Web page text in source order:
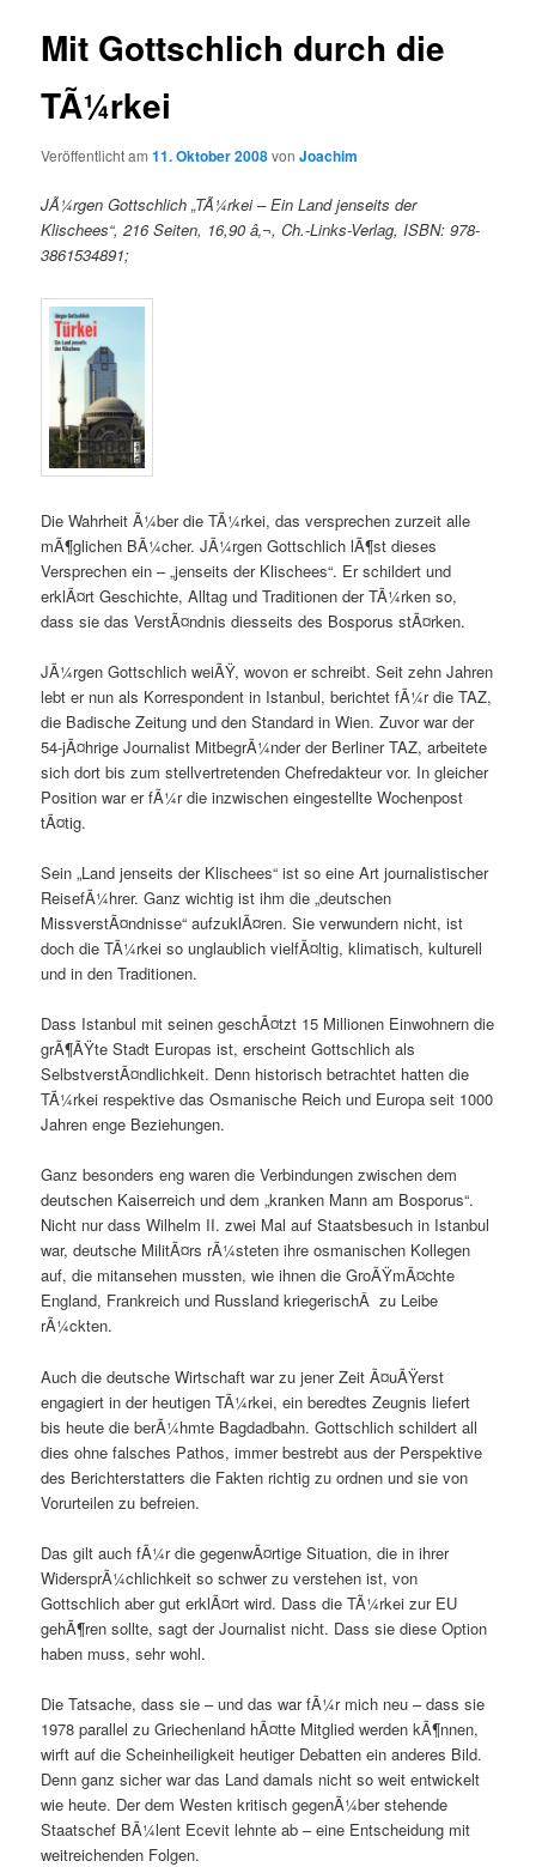
Mit Gottschlich durch die
TÃ¼rkei
Veröffentlicht am11. Oktober 2008vonJoachim
JÃ¼rgen Gottschlich „TÃ¼rkei – Ein Land jenseits der
Klischees“, 216 Seiten, 16,90 â‚¬, Ch.-Links-Verlag, ISBN: 978-
3861534891;
Die Wahrheit Ã¼ber die TÃ¼rkei, das versprechen zurzeit alle
mÃ¶glichen BÃ¼cher. JÃ¼rgen Gottschlich lÃ¶st dieses
Versprechen ein – „jenseits der Klischees“. Er schildert und
erklÃ¤rt Geschichte, Alltag und Traditionen der TÃ¼rken so,
dass sie das VerstÃ¤ndnis diesseits des Bosporus stÃ¤rken.
JÃ¼rgen Gottschlich weiÃŸ, wovon er schreibt. Seit zehn Jahren
lebt er nun als Korrespondent in Istanbul, berichtet fÃ¼r die TAZ,
die Badische Zeitung und den Standard in Wien. Zuvor war der
54-jÃ¤hrige Journalist MitbegrÃ¼nder der Berliner TAZ, arbeitete
sich dort bis zum stellvertretenden Chefredakteur vor. In gleicher
Position war er fÃ¼r die inzwischen eingestellte Wochenpost
tÃ¤tig.
Sein „Land jenseits der Klischees“ ist so eine Art journalistischer
ReisefÃ¼hrer. Ganz wichtig ist ihm die „deutschen
MissverstÃ¤ndnisse“ aufzuklÃ¤ren. Sie verwundern nicht, ist
doch die TÃ¼rkei so unglaublich vielfÃ¤ltig, klimatisch, kulturell
und in den Traditionen.
Dass Istanbul mit seinen geschÃ¤tzt 15 Millionen Einwohnern die
grÃ¶ÃŸte Stadt Europas ist, erscheint Gottschlich als
SelbstverstÃ¤ndlichkeit. Denn historisch betrachtet hatten die
TÃ¼rkei respektive das Osmanische Reich und Europa seit 1000
Jahren enge Beziehungen.
Ganz besonders eng waren die Verbindungen zwischen dem
deutschen Kaiserreich und dem „kranken Mann am Bosporus“.
Nicht nur dass Wilhelm II. zwei Mal auf Staatsbesuch in Istanbul
war, deutsche MilitÃ¤rs rÃ¼steten ihre osmanischen Kollegen
auf, die mitansehen mussten, wie ihnen die GroÃŸmÃ¤chte
England, Frankreich und Russland kriegerischÂ zu Leibe
rÃ¼ckten.
Auch die deutsche Wirtschaft war zu jener Zeit Ã¤uÃŸerst
engagiert in der heutigen TÃ¼rkei, ein beredtes Zeugnis liefert
bis heute die berÃ¼hmte Bagdadbahn. Gottschlich schildert all
dies ohne falsches Pathos, immer bestrebt aus der Perspektive
des Berichterstatters die Fakten richtig zu ordnen und sie von
Vorurteilen zu befreien.
Das gilt auch fÃ¼r die gegenwÃ¤rtige Situation, die in ihrer
WidersprÃ¼chlichkeit so schwer zu verstehen ist, von
Gottschlich aber gut erklÃ¤rt wird. Dass die TÃ¼rkei zur EU
gehÃ¶ren sollte, sagt der Journalist nicht. Dass sie diese Option
haben muss, sehr wohl.
Die Tatsache, dass sie – und das war fÃ¼r mich neu – dass sie
1978 parallel zu Griechenland hÃ¤tte Mitglied werden kÃ¶nnen,
wirft auf die Scheinheiligkeit heutiger Debatten ein anderes Bild.
Denn ganz sicher war das Land damals nicht so weit entwickelt
wie heute. Der dem Westen kritisch gegenÃ¼ber stehende
Staatschef BÃ¼lent Ecevit lehnte ab – eine Entscheidung mit
weitreichenden Folgen.